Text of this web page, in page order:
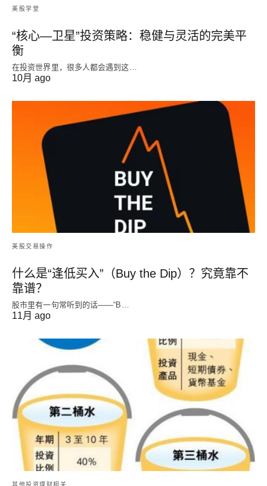
美股学堂
“核心—卫星”投资策略：稳健与灵活的完美平
衡
在投资世界里，很多人都会遇到这…
10月 ago
美股交易操作
什么是“逢低买入”（Buy the Dip）？究竟靠不
靠谱？
股市里有一句常听到的话——“B…
11月 ago
其他投资理财相关